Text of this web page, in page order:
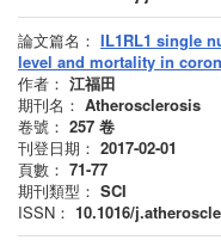
論文篇名： IL1RL1 single
level and mortality in
作者： 江福田
期刊名： Atherosclerosis
卷號： 257 卷
刊登日期： 2017-02-01
頁數： 71-77
期刊類型： SCI
ISSN： 10.1016/